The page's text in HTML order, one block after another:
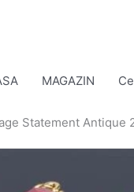
MAGAZIN
Statement Antique